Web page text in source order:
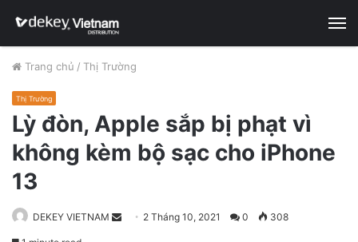
Trang chủ / Thị Trường
Thị Trường
Lỳ đòn, Apple sắp bị phạt vì
không kèm bộ sạc cho iPhone
13
DEKEY VIETNAM 2 Tháng 10, 2021 0 308